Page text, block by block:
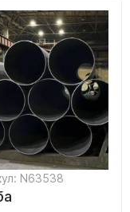
N63538